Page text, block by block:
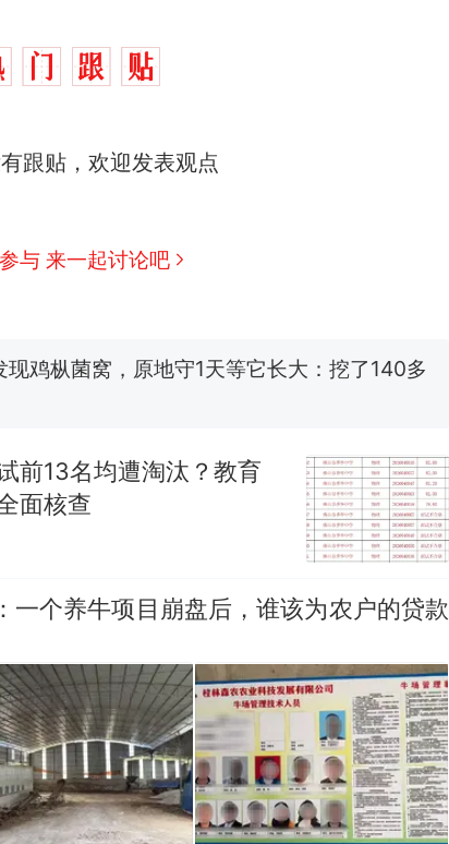
跟贴，欢迎发表观点
与 来一起讨论吧
的女孩，因老师一句“跟我回家”改写了人生
王”称号，仅凭视频评出？中国烹饪协会回应
将其拽回大海 目击者直呼震惊 （视频来源：
的女孩，因老师一句“跟我回家”改写了人生
前13名均遭淘汰？教育
面核查
一个养牛项目崩盘后，谁该为农户的贷款